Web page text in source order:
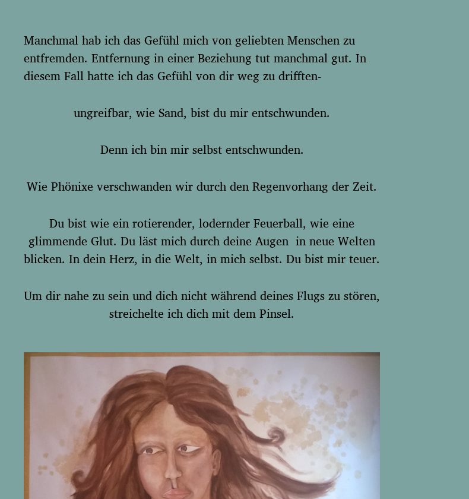
a
g
s
d
Manchmal hab ich das Gefühl mich von geliebten Menschen zu
entfremden. Entfernung in einer Beziehung tut manchmal gut. In
diesem Fall hatte ich das Gefühl von dir weg zu drifften-
ungreifbar, wie Sand, bist du mir entschwunden.
Denn ich bin mir selbst entschwunden.
Wie Phönixe verschwanden wir durch den Regenvorhang der Zeit.
Du bist wie ein rotierender, lodernder Feuerball, wie eine
glimmende Glut. Du läst mich durch deine Augen in neue Welten
blicken. In dein Herz, in die Welt, in mich selbst. Du bist mir teuer.
Um dir nahe zu sein und dich nicht während deines Flugs zu stören,
streichelte ich dich mit dem Pinsel.